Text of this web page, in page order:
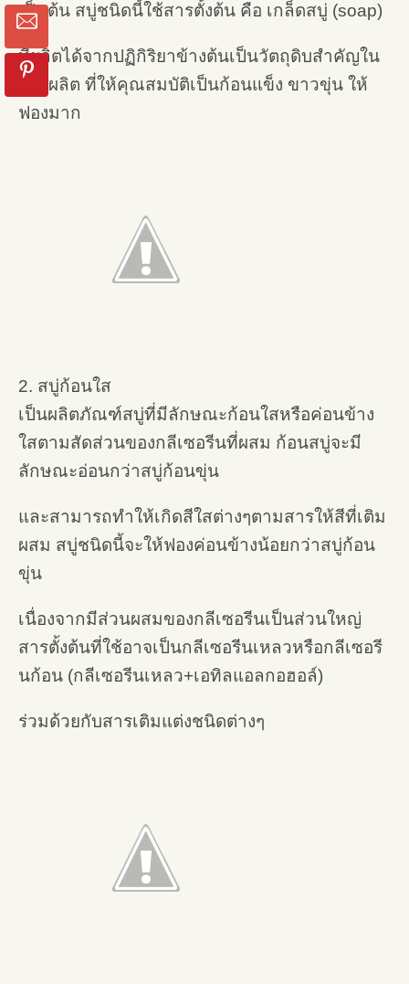
เป็นต้น สบู่ชนิดนี้ใช้สารตั้งต้น คือ เกล็ดสบู่ (soap)
ที่ผลิตได้จากปฏิกิริยาข้างต้นเป็นวัตถุดิบสำคัญใน
การผลิต ที่ให้คุณสมบัติเป็นก้อนแข็ง ขาวขุ่น ให้
ฟองมาก
2. สบู่ก้อนใส
เป็นผลิตภัณฑ์สบู่ที่มีลักษณะก้อนใสหรือค่อนข้าง
ใสตามสัดส่วนของกลีเซอรีนที่ผสม ก้อนสบู่จะมี
ลักษณะอ่อนกว่าสบู่ก้อนขุ่น
และสามารถทำให้เกิดสีใสต่างๆตามสารให้สีที่เติม
ผสม สบู่ชนิดนี้จะให้ฟองค่อนข้างน้อยกว่าสบู่ก้อน
ขุ่น
เนื่องจากมีส่วนผสมของกลีเซอรีนเป็นส่วนใหญ่
สารตั้งต้นที่ใช้อาจเป็นกลีเซอรีนเหลวหรือกลีเซอรี
นก้อน (กลีเซอรีนเหลว+เอทิลแอลกอฮอล์)
ร่วมด้วยกับสารเติมแต่งชนิดต่างๆ